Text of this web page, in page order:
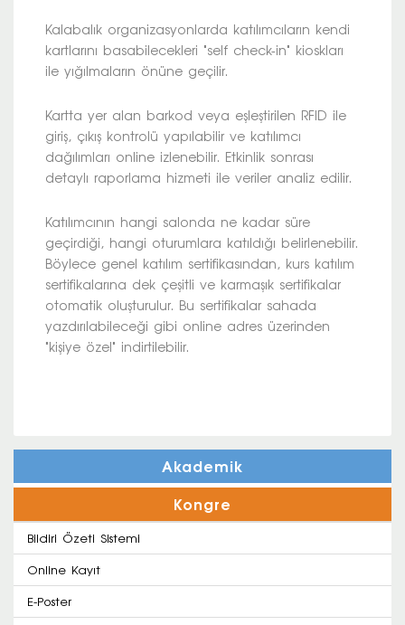
Kalabalık organizasyonlarda katılımcıların kendi
kartlarını basabilecekleri "self check-in" kioskları
ile yığılmaların önüne geçilir.
Kartta yer alan barkod veya eşleştirilen RFID ile
giriş, çıkış kontrolü yapılabilir ve katılımcı
dağılımları online izlenebilir. Etkinlik sonrası
detaylı raporlama hizmeti ile veriler analiz edilir.
Katılımcının hangi salonda ne kadar süre
geçirdiği, hangi oturumlara katıldığı belirlenebilir.
Böylece genel katılım sertifikasından, kurs katılım
sertifikalarına dek çeşitli ve karmaşık sertifikalar
otomatik oluşturulur. Bu sertifikalar sahada
yazdırılabileceği gibi online adres üzerinden
"kişiye özel" indirtilebilir.
Akademik
Kongre
Bildiri Özeti Sistemi
Online Kayıt
E-Poster